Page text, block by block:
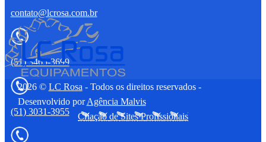
contato@lcrosa.com.br
(51) 3465-3699
(51) 3031-3955
2026 © LC Rosa - Todos os direitos reservados -
Desenvolvido porAgência Malvis
Criação de Sites Profissionais